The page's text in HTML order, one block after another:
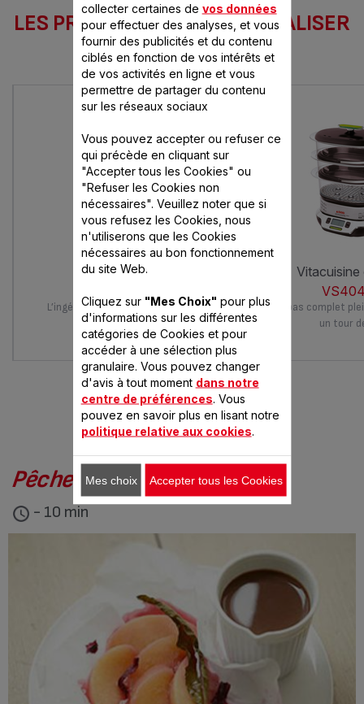
LES PRODUITS SEB POUR RÉALISER
CETTE RECETTE
simply invents
L’ingéniosité au service du goût au
quotidien
Un repas complet
un tour
VOUS AIMEREZ AUSSI
Pêches hibiscus et verveine
- 10 min
collecter certaines de vos données
pour effectuer des analyses, et vous
fournir des publicités et du contenu
ciblés en fonction de vos intérêts et
de vos activités en ligne et vous
permettre de partager du contenu
sur les réseaux sociaux
Vous pouvez accepter ou refuser ce
qui précède en cliquant sur
"Accepter tous les Cookies" ou
"Refuser les Cookies non
nécessaires". Veuillez noter que si
vous refusez les Cookies, nous
n'utiliserons que les Cookies
nécessaires au bon fonctionnement
du site Web.
Cliquez sur "Mes Choix" pour plus
d'informations sur les différentes
catégories de Cookies et pour
accéder à une sélection plus
granulaire. Vous pouvez changer
d'avis à tout moment dans notre
centre de préférences. Vous
pouvez en savoir plus en lisant notre
politique relative aux cookies.
Mes choix Accepter tous les Cookies